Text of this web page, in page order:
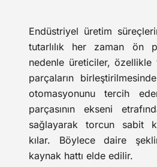
Endüstriyel üretim
tutarlılık her zaman ön
nedenle üreticiler,
parçaların
otomasyonunu tercih
parçasının ekseni
sağlayarak torcun sabit
kılar. Böylece daire
kaynak hattı elde edilir.